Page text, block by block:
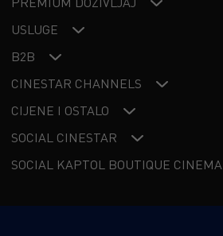
USLUGE
B2B
CINESTAR CHANNELS
CIJENE I OSTALO
SOCIAL CINESTAR
SOCIAL KAPTOL BOUTIQUE CINEMA